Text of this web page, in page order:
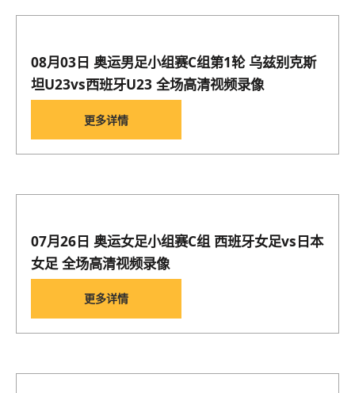
08月03日 奥运男足小组赛C组第1轮 乌兹别克斯
坦U23vs西班牙U23 全场高清视频录像
更多详情
07月26日 奥运女足小组赛C组 西班牙女足vs日本
女足 全场高清视频录像
更多详情